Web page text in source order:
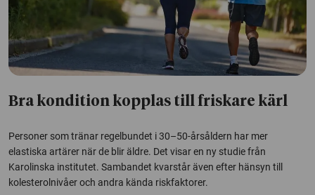
Bra kondition kopplas till friskare kärl
Personer som tränar regelbundet i 30–50-årsåldern har mer
elastiska artärer när de blir äldre. Det visar en ny studie från
Karolinska institutet. Sambandet kvarstår även efter hänsyn till
kolesterolnivåer och andra kända riskfaktorer.